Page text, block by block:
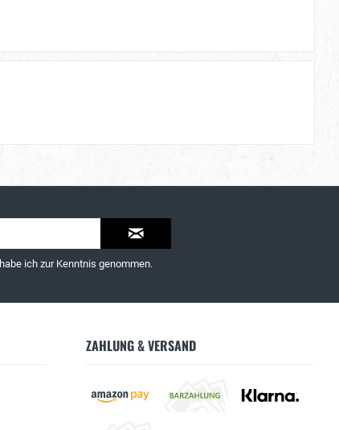
habe ich zur Kenntnis genommen.
ZAHLUNG & VERSAND